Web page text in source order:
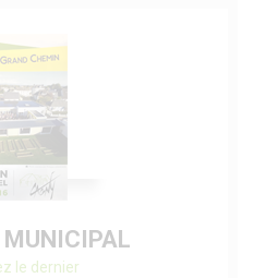
MUNICIPAL
le dernier